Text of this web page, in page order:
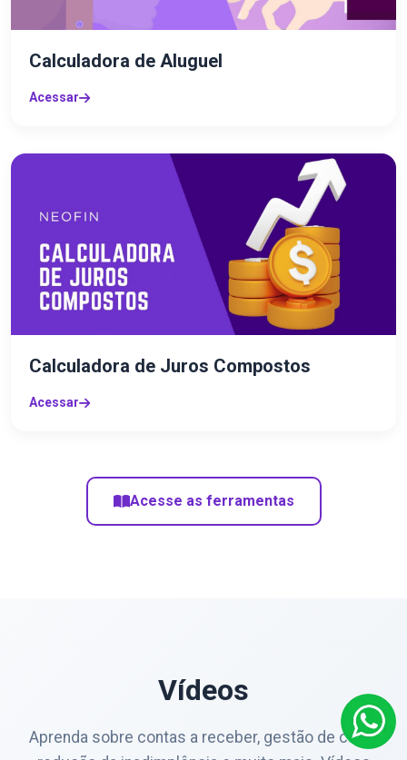
Calculadora de Aluguel
Acessar
Calculadora de Juros Compostos
Acessar
Acesse as ferramentas
Vídeos
Aprenda sobre contas a receber, gestão de caixa,